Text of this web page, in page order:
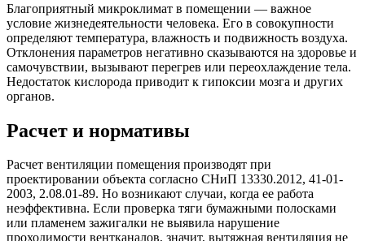
Благоприятный микроклимат в помещении — важное
условие жизнедеятельности человека. Его в совокупности
определяют температура, влажность и подвижность воздуха.
Отклонения параметров негативно сказываются на здоровье и
самочувствии, вызывают перегрев или переохлаждение тела.
Недостаток кислорода приводит к гипоксии мозга и других
органов.
Расчет и нормативы
Расчет вентиляции помещения производят при
проектировании объекта согласно СНиП 13330.2012, 41-01-
2003, 2.08.01-89. Но возникают случаи, когда ее работа
неэффективна. Если проверка тяги бумажными полосками
или пламенем зажигалки не выявила нарушение
проходимости вентканалов, значит, вытяжная вентиляция не